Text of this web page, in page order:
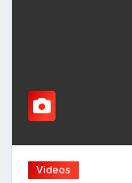
Videos